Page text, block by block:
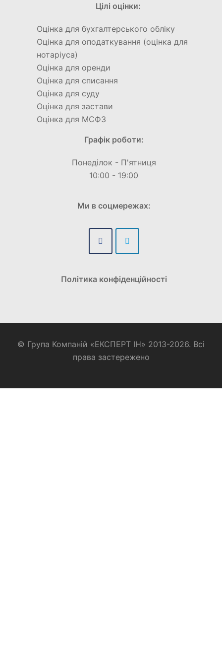
Цілі оцінки:
Оцінка для бухгалтерського обліку
Оцінка для оподаткування (оцінка для
нотаріуса)
Оцінка для оренди
Оцінка для списання
Оцінка для суду
Оцінка для застави
Оцінка для МСФЗ
Графік роботи:
Понеділок - П'ятниця
10:00 - 19:00
Ми в соцмережах:
Політика конфіденційності
© Група Компаній «ЕКСПЕРТ ІН» 2013-2026. Всі
права застережено